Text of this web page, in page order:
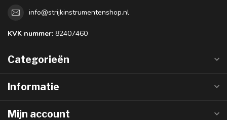
info@strijkinstrumentenshop.nl
KVK nummer: 82407460
Categorieën
Informatie
Mijn account